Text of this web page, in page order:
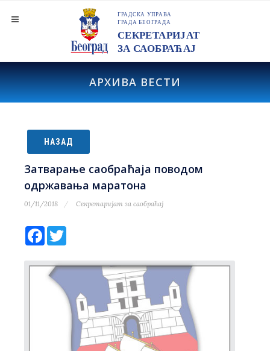
АРХИВА ВЕСТИ
НАЗАД
Затварање саобраћаја поводом
одржавања маратона
01/11/2018 Секретаријат за саобраћај
Facebook